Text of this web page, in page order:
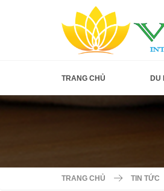
TRANG CHỦ DU
TRANG CHỦ TIN TỨC